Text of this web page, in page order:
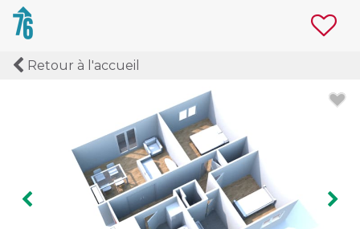
Retour à l'accueil
Image précédente